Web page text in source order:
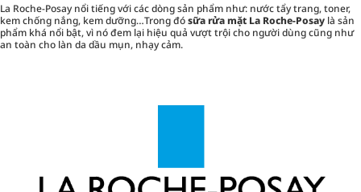
La Roche-Posay nổi tiếng với các dòng sản phẩm như: nước tẩy trang,toner,
kem chống nắng, kem dưỡng…Trong đósữa rửa mặt La Roche-Posay là sản
phẩm khá nổi bật, vì nó đem lại hiệu quả vượt trội cho người dùng cũng như
an toàn cho làn da dầu mụn, nhạy cảm.